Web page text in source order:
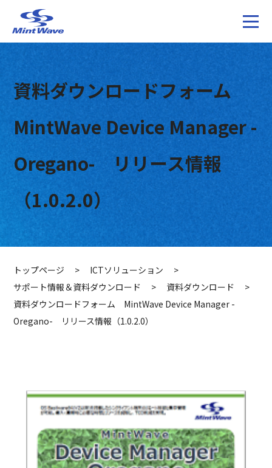
資料ダウンロードフォーム
MintWave Device Manager -
Oregano- リリース情報
（1.0.2.0）
トップページ > ICTソリューション
>
サポート情報＆資料ダウンロード
> 資料ダウンロード
>
資料ダウンロードフォーム MintWave Device Manager -
Oregano- リリース情報（1.0.2.0）